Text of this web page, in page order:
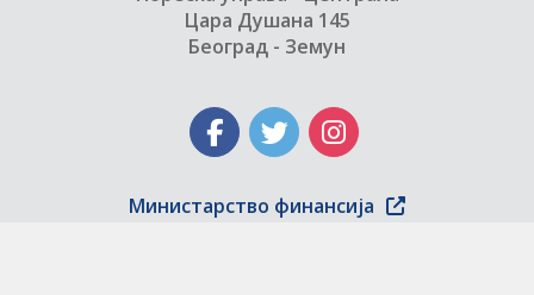
Цара Душана 145
Београд - Земун
Министарство финансија